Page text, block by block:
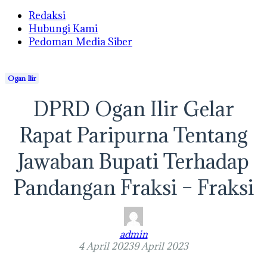
Redaksi
Hubungi Kami
Pedoman Media Siber
Ogan Ilir
DPRD Ogan Ilir Gelar
Rapat Paripurna Tentang
Jawaban Bupati Terhadap
Pandangan Fraksi – Fraksi
admin
4 April 20239 April 2023